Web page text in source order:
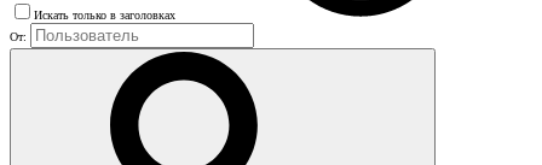
Искать только в заголовках
От: